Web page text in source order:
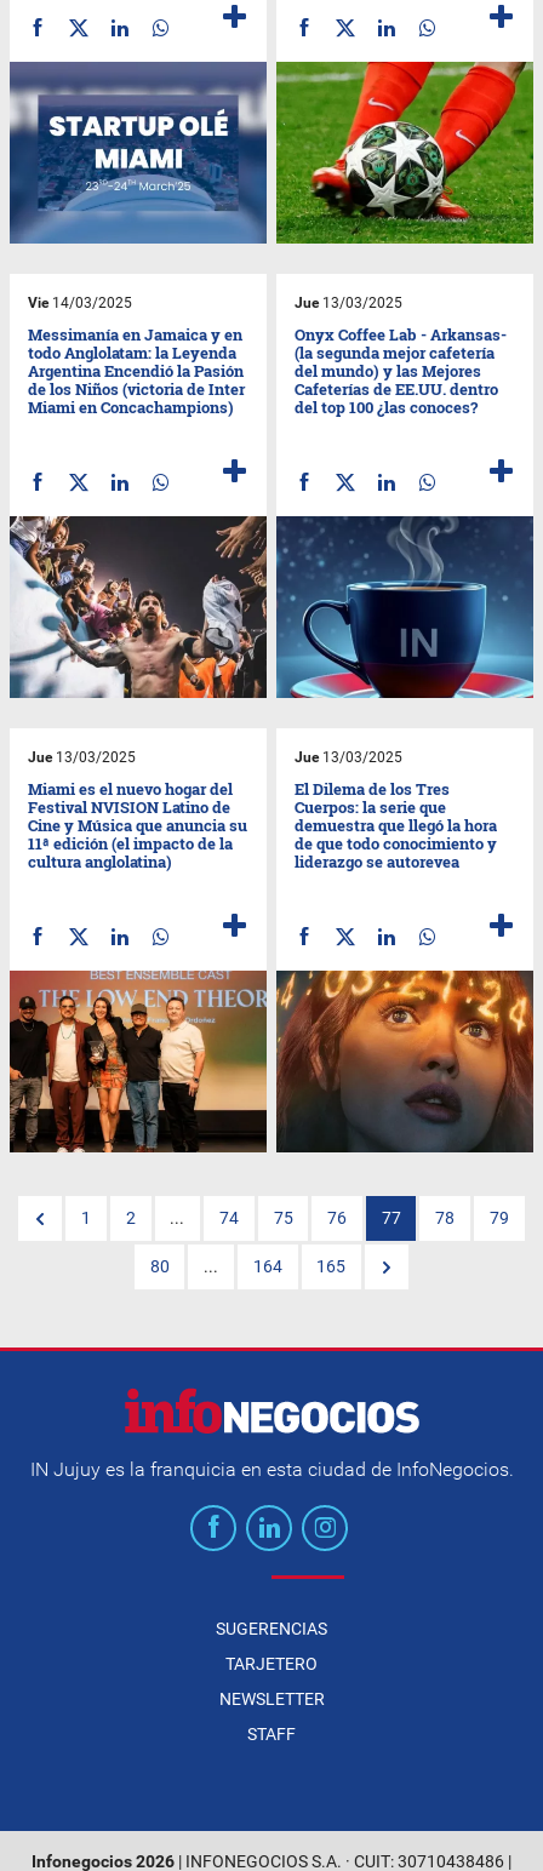
Vie14/03/2025
Messimanía en Jamaica y en
todo Anglolatam: la Leyenda
Argentina Encendió la Pasión
de los Niños (victoria de Inter
Miami en Concachampions)
Jue13/03/2025
Onyx Coffee Lab - Arkansas-
(la segunda mejor cafetería
del mundo) y las Mejores
Cafeterías de EE.UU. dentro
del top 100 ¿las conoces?
Jue13/03/2025
Miami es el nuevo hogar del
Festival NVISION Latino de
Cine y Música que anuncia su
11ª edición (el impacto de la
cultura anglolatina)
Jue13/03/2025
El Dilema de los Tres
Cuerpos: la serie que
demuestra que llegó la hora
de que todo conocimiento y
liderazgo se autorevea
1 2 ... 74 75 76 77 78 79
80 ... 164 165
IN Jujuy es la franquicia en esta ciudad de InfoNegocios.
SUGERENCIAS
TARJETERO
NEWSLETTER
STAFF
Infonegocios 2026 | INFONEGOCIOS S.A. · CUIT: 30710438486 |